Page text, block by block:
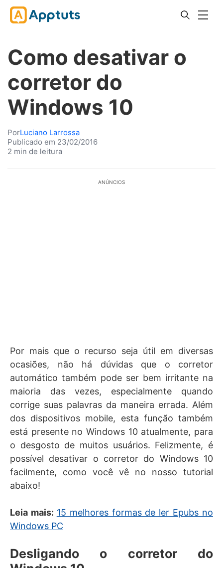
Como desativar o
corretor do
Windows 10
PorLuciano Larrossa
Publicado em 23/02/2016
2 min de leitura
ANÚNCIOS
Por mais que o recurso seja útil em diversas
ocasiões, não há dúvidas que o corretor
automático também pode ser bem irritante na
maioria das vezes, especialmente quando
corrige suas palavras da maneira errada. Além
dos dispositivos mobile, esta função também
está presente no Windows 10 atualmente, para
o desgosto de muitos usuários. Felizmente, é
possível desativar o corretor do Windows 10
facilmente, como você vê no nosso tutorial
abaixo!
Leia mais: 15 melhores formas de ler Epubs no
Windows PC
Desligando o corretor do